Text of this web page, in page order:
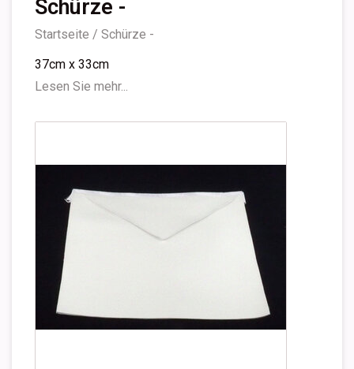
Schürze -
Startseite / Schürze -
37cm x 33cm
Lesen Sie mehr...